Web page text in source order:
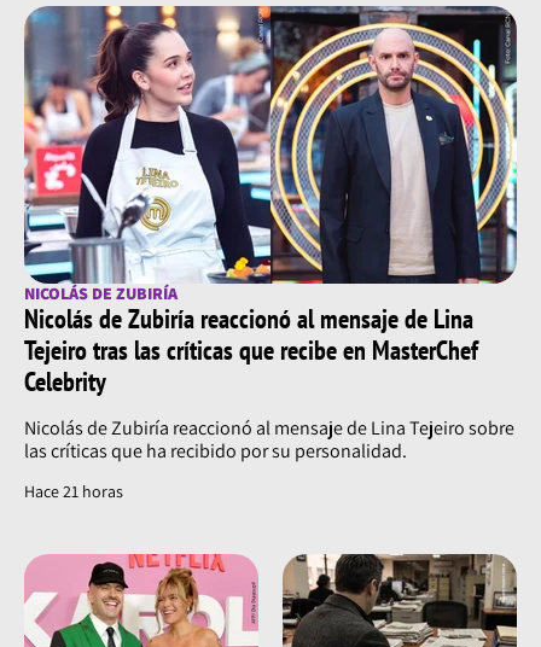
NICOLÁS DE ZUBIRÍA
Nicolás de Zubiría reaccionó al mensaje de Lina
Tejeiro tras las críticas que recibe en MasterChef
Celebrity
Nicolás de Zubiría reaccionó al mensaje de Lina Tejeiro sobre
las críticas que ha recibido por su personalidad.
Hace 21 horas